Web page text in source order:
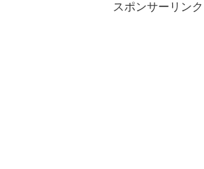
スポンサーリンク